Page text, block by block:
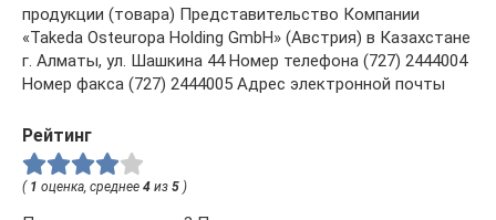
Рейтинг
( 1 оценка, среднее 4 из 5 )